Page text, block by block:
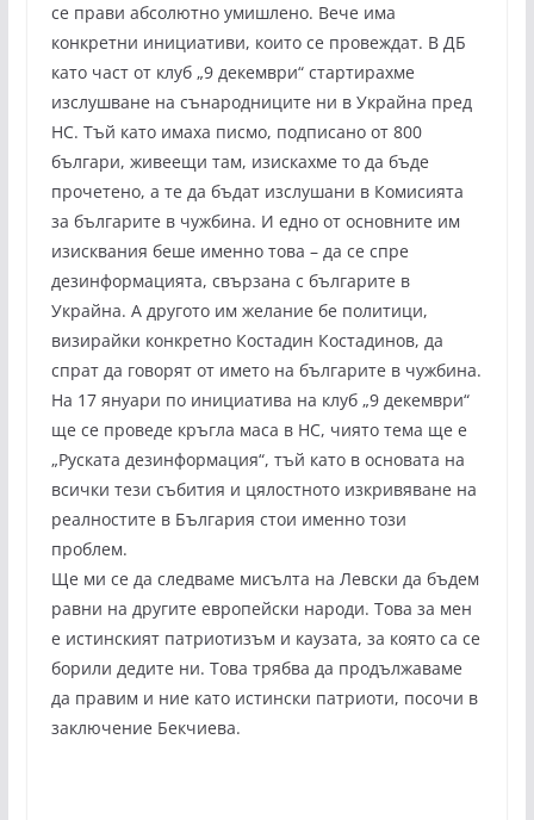
се прави абсолютно умишлено. Вече има
конкретни инициативи, които се провеждат. В ДБ
като част от клуб „9 декември“ стартирахме
изслушване на сънародниците ни в Украйна пред
НС. Тъй като имаха писмо, подписано от 800
българи, живеещи там, изискахме то да бъде
прочетено, а те да бъдат изслушани в Комисията
за българите в чужбина. И едно от основните им
изисквания беше именно това – да се спре
дезинформацията, свързана с българите в
Украйна. А другото им желание бе политици,
визирайки конкретно Костадин Костадинов, да
спрат да говорят от името на българите в чужбина.
На 17 януари по инициатива на клуб „9 декември“
ще се проведе кръгла маса в НС, чиято тема ще е
„Руската дезинформация“, тъй като в основата на
всички тези събития и цялостното изкривяване на
реалностите в България стои именно този
проблем.
Ще ми се да следваме мисълта на Левски да бъдем
равни на другите европейски народи. Това за мен
е истинският патриотизъм и каузата, за която са се
борили дедите ни. Това трябва да продължаваме
да правим и ние като истински патриоти, посочи в
заключение Бекчиева.